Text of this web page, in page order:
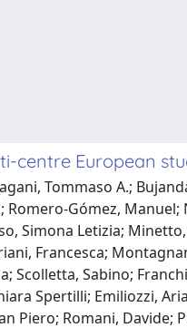
European
Tommaso A.;
Gómez,
Simona Letizia;
Francesca;
Scolletta, Sabino;
Spertilli; Emiliozzi,
Romani, Davide;